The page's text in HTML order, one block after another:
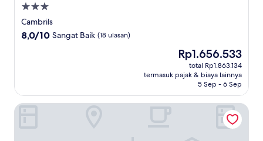
Properti
bintang
3.0
Cambrils
8.0
ulasan)
8,0/10 Sangat Baik (18 ulasan)
Harga
sekarang
Rp1.656.533
Rp1.656.533
total Rp1.863.134
termasuk pajak & biaya lainnya
5 Sep - 6 Sep
Sol Port Cambrils